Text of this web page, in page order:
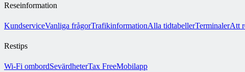
Reseinformation
KundserviceVanliga frågorTrafikinformationAlla tidtabellerTerminalerAtt
Restips
Wi-Fi ombordSevärdheterTax FreeMobilapp